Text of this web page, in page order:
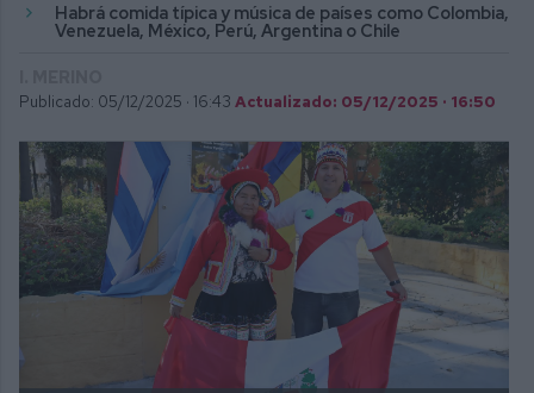
Habrá comida típica y música de países como Colombia,
Venezuela, México, Perú, Argentina o Chile
Publicado: 05/12/2025 · 16:43 Actualizado: 05/12/2025 · 16:50